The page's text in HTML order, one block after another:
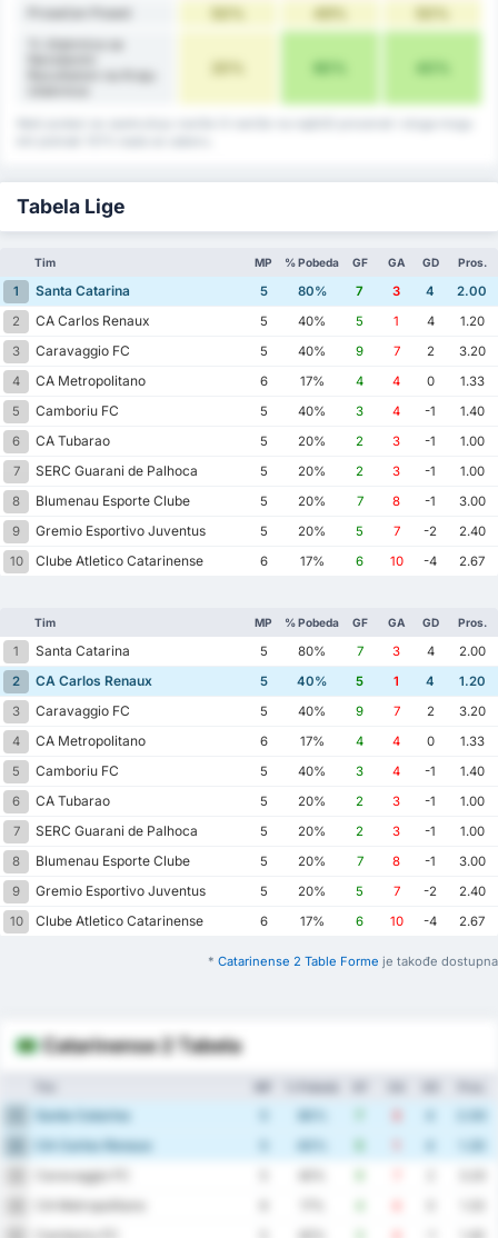
49%
Tabela Lige
Tim MP % Pobeda GF GA GD Pros.
1 Santa Catarina 5 80% 7 3 4
2.00
2
CA Carlos Renaux 5 40% 5 1 4
1.20
3
Caravaggio FC 5 40% 9 7 2
3.20
4
CA Metropolitano 6 17% 4 4 0
1.33
5
Camboriu FC 5 40% 3 4 -1
1.40
6
CA Tubarao 5 20% 2 3 -1
1.00
7
SERC Guarani de Palhoca 5 20% 2 3 -1
1.00
8
Blumenau Esporte Clube 5 20% 7 8 -1
3.00
9
Gremio Esportivo Juventus 5 20% 5 7 -2
2.40
10
Clube Atletico Catarinense 6 17% 6 10 -4 2.67
Tim MP % Pobeda GF GA GD Pros.
1 Santa Catarina 5 80% 7 3 4
2.00
2
CA Carlos Renaux 5 40% 5 1 4
1.20
3
Caravaggio FC 5 40% 9 7 2
3.20
4
CA Metropolitano 6 17% 4 4 0
1.33
5
Camboriu FC 5 40% 3 4 -1
1.40
6
CA Tubarao 5 20% 2 3 -1
1.00
7
SERC Guarani de Palhoca 5 20% 2 3 -1
1.00
8
Blumenau Esporte Clube 5 20% 7 8 -1
3.00
9
Gremio Esportivo Juventus 5 20% 5 7 -2
2.40
10
Clube Atletico Catarinense 6 17% 6 10 -4 2.67
* Catarinense 2 Table Forme je takođe dostupna
Catarinense 2 Tabela
Santa Catarina
CA Carlos Renaux
Caravaggio FC
CA Metropolitano